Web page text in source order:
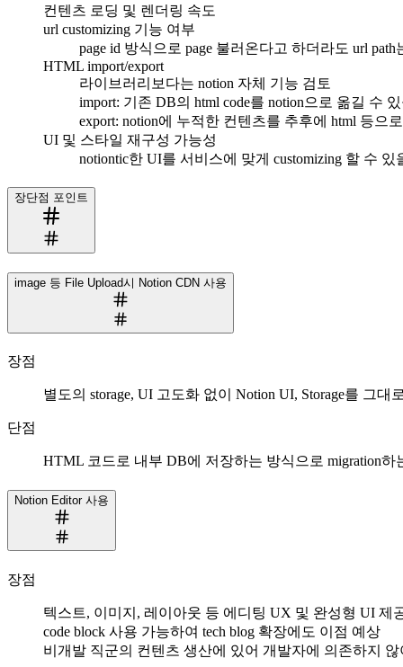
컨텐츠 로딩 및 렌더링 속도
url customizing 기능 여부
page id 방식으로 page 불러온다고 하더라도 url
HTML import/export
라이브러리보다는 notion 자체 기능 검토
import: 기존 DB의 html code를 notion으로 옮길 수
export: notion에 누적한 컨텐츠를 추후에 html 등으
UI 및 스타일 재구성 가능성
notiontic한 UI를 서비스에 맞게 customizing 할 수 있
장단점 포인트
image 등 File Upload시 Notion CDN 사용
장점
별도의 storage, UI 고도화 없이 Notion UI, Storage를 그대
단점
HTML 코드로 내부 DB에 저장하는 방식으로 migration
Notion Editor 사용
장점
텍스트, 이미지, 레이아웃 등 에디팅 UX 및 완성형 UI 제
code block 사용 가능하여 tech blog 확장에도 이점 예상
비개발 직군의 컨텐츠 생산에 있어 개발자에 의존하지